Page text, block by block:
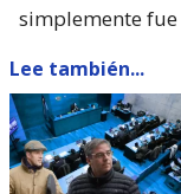
simplemente
Lee también...